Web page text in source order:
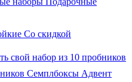
Со скидкой
свой набор из 10 пробников
Семплбоксы Адвент